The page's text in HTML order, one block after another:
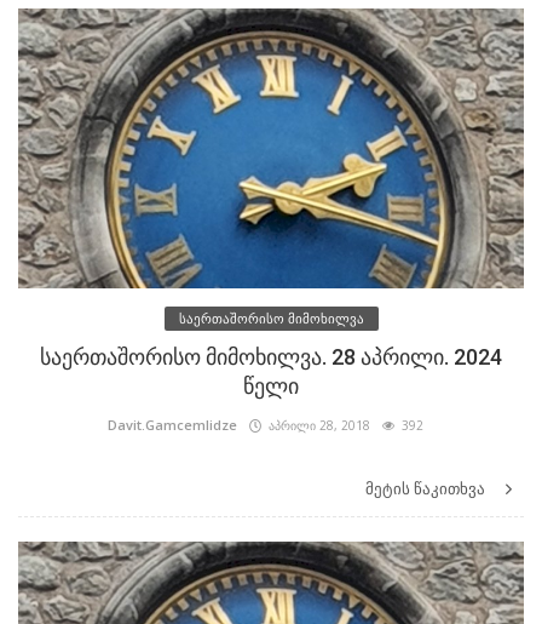
საერთაშორისო მიმოხილვა
საერთაშორისო მიმოხილვა. 28 აპრილი. 2024
წელი
Davit.Gamcemlidze აპრილი 28, 2018 392
მეტის წაკითხვა